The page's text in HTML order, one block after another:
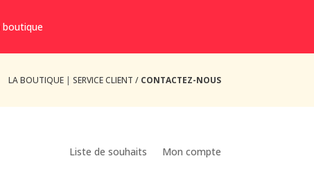
boutique
LA BOUTIQUE| SERVICE CLIENT / CONTACTEZ-NOUS
Liste de souhaits Mon compte